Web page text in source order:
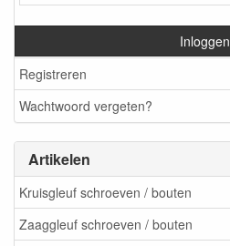
Inloggen
Registreren
Wachtwoord vergeten?
Artikelen
Kruisgleuf schroeven / bouten
Zaaggleuf schroeven / bouten